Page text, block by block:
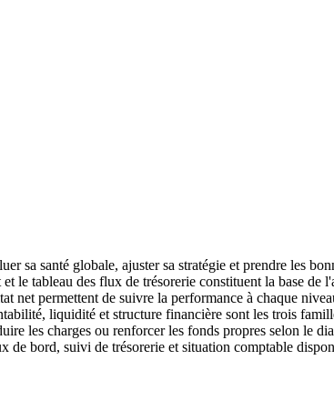
sa santé globale, ajuster sa stratégie et prendre les
le tableau des flux de trésorerie constituent la base de
net permettent de suivre la performance à chaque
liquidité et structure financière sont les trois
les charges ou renforcer les fonds propres selon le
de bord, suivi de trésorerie et situation comptable